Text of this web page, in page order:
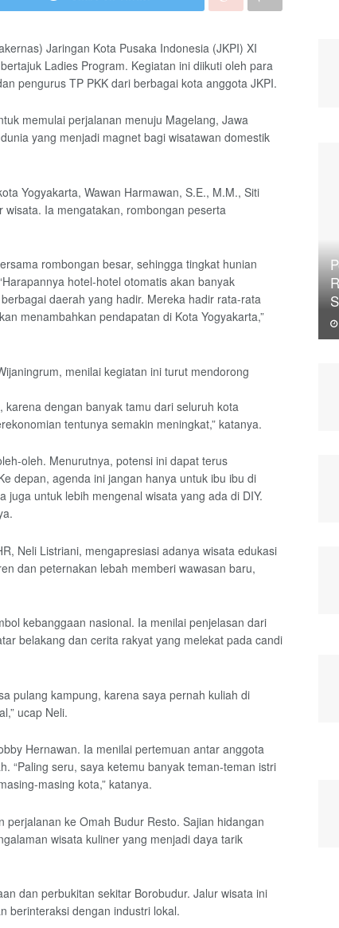
Jaringan Kota Pusaka Indonesia (JKPI) XI
Ladies Program. Kegiatan ini diikuti oleh para
pengurus TP PKK dari berbagai kota anggota JKPI.
memulai perjalanan menuju Magelang, Jawa
yang menjadi magnet bagi wisatawan domestik
Yogyakarta, Wawan Harmawan, S.E., M.M., Siti
Ia mengatakan, rombongan peserta
rombongan besar, sehingga tingkat hunian
hotel-hotel otomatis akan banyak
daerah yang hadir. Mereka hadir rata-rata
menambahkan pendapatan di Kota Yogyakarta,”
menilai kegiatan ini turut mendorong
dengan banyak tamu dari seluruh kota
tentunya semakin meningkat,” katanya.
oleh. Menurutnya, potensi ini dapat terus
depan, agenda ini jangan hanya untuk ibu ibu di
untuk lebih mengenal wisata yang ada di DIY.
Neli Listriani, mengapresiasi adanya wisata edukasi
dan peternakan lebah memberi wawasan baru,
kebanggaan nasional. Ia menilai penjelasan dari
belakang dan cerita rakyat yang melekat pada candi
pulang kampung, karena saya pernah kuliah di
ucap Neli.
Hernawan. Ia menilai pertemuan antar anggota
“Paling seru, saya ketemu banyak teman-teman istri
masing kota,” katanya.
ke Omah Budur Resto. Sajian hidangan
wisata kuliner yang menjadi daya tarik
dan perbukitan sekitar Borobudur. Jalur wisata ini
berinteraksi dengan industri lokal.